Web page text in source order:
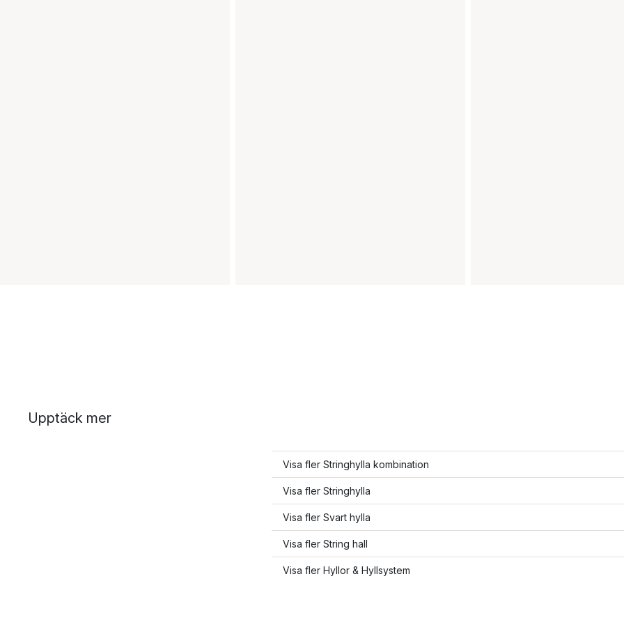
Upptäck mer
Visa fler Stringhylla kombination
Visa fler Stringhylla
Visa fler Svart hylla
Visa fler String hall
Visa fler Hyllor & Hyllsystem